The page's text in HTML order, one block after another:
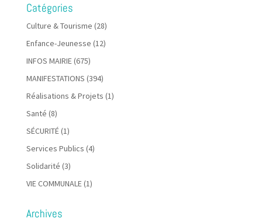
Catégories
Culture & Tourisme (28)
Enfance-Jeunesse (12)
INFOS MAIRIE(675)
MANIFESTATIONS (394)
Réalisations & Projets (1)
Santé (8)
SÉCURITÉ(1)
Services Publics (4)
Solidarité (3)
VIE COMMUNALE(1)
Archives